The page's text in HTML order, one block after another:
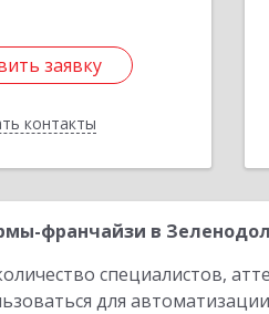
заявку
контакты
заявку
Назад
франчайзи в
специалистов,
для